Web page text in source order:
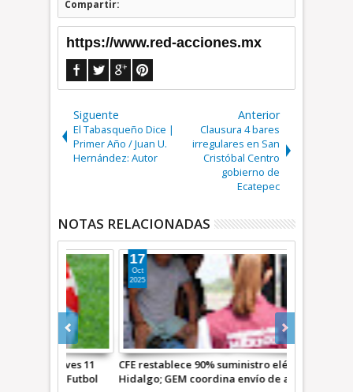
Compartir:
https://www.red-acciones.mx
Siguente
El Tabasqueño Dice |
Primer Año / Juan U.
Hernández: Autor
Anterior
Clausura 4 bares
irregulares en San
Cristóbal Centro
gobierno de
Ecatepec
NOTAS RELACIONADAS
CFE restablece 90% suministro eléctrico en
Hidalgo; GEM coordina envío de apoyo de
17
Oct
2025